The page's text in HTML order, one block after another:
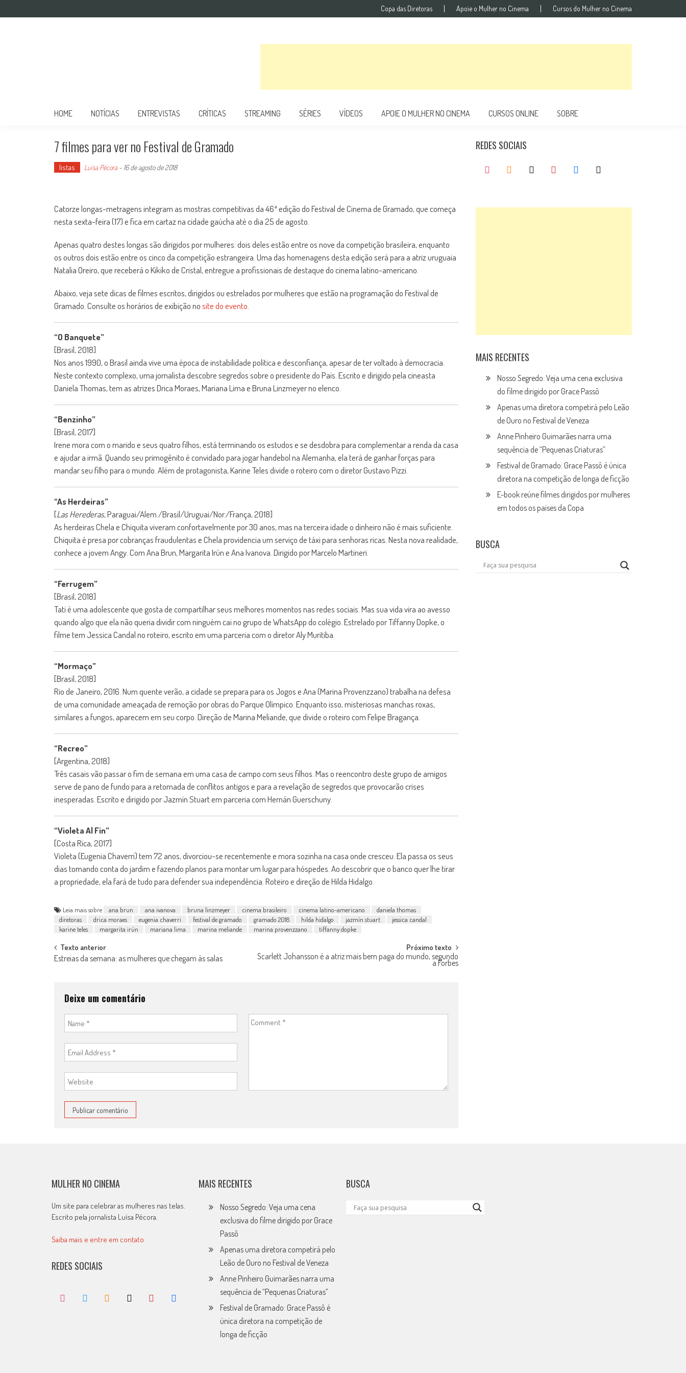
Copa das Diretoras Apoie o Mulher no Cinema Cursos do Mulher no Cinema
HOME NOTÍCIAS ENTREVISTAS CRÍTICAS STREAMING SÉRIES VÍDEOS APOIE O MULHER NO CINEMA CURSOS ONLINE SOBRE
7 filmes para ver no Festival de Gramado
listas Luísa Pécora- 16 de agosto de 2018
Catorze longas-metragens integram as mostras competitivas da 46ª edição do Festival de Cinema de Gramado, que começa
nesta sexta-feira (17) e fica em cartaz na cidade gaúcha até o dia 25 de agosto.
Apenas quatro destes longas são dirigidos por mulheres: dois deles estão entre os nove da competição brasileira, enquanto
os outros dois estão entre os cinco da competição estrangeira. Uma das homenagens desta edição será para a atriz uruguaia
Natalia Oreiro, que receberá o Kikiko de Cristal, entregue a profissionais de destaque do cinema latino-americano.
Abaixo, veja sete dicas de filmes escritos, dirigidos ou estrelados por mulheres que estão na programação do Festival de
Gramado. Consulte os horários de exibição nosite do evento
“O Banquete”
[Brasil, 2018]
Nos anos 1990, o Brasil ainda vive uma época de instabilidade política e desconfiança, apesar de ter voltado à democracia.
Neste contexto complexo, uma jornalista descobre segredos sobre o presidente do País. Escrito e dirigido pela cineasta
Daniela Thomas, tem as atrizes Drica Moraes, Mariana Lima e Bruna Linzmeyer no elenco.
“Benzinho”
[Brasil, 2017]
Irene mora com o marido e seus quatro filhos, está terminando os estudos e se desdobra para complementar a renda da casa
e ajudar a irmã. Quando seu primogênito é convidado para jogar handebol na Alemanha, ela terá de ganhar forças para
mandar seu filho para o mundo. Além de protagonista, Karine Teles divide o roteiro com o diretor Gustavo Pizzi.
“As Herdeiras”
[Las Herederas, Paraguai/Alem./Brasil/Uruguai/Nor./França, 2018]
As herdeiras Chela e Chiquita viveram confortavelmente por 30 anos, mas na terceira idade o dinheiro não é mais suficiente.
Chiquita é presa por cobranças fraudulentas e Chela providencia um serviço de táxi para senhoras ricas. Nesta nova realidade,
conhece a jovem Angy. Com Ana Brun, Margarita Irún e Ana Ivanova. Dirigido por Marcelo Martineri.
“Ferrugem”
[Brasil, 2018]
Tati é uma adolescente que gosta de compartilhar seus melhores momentos nas redes sociais. Mas sua vida vira ao avesso
quando algo que ela não queria dividir com ninguém cai no grupo de WhatsApp do colégio. Estrelado por Tiffanny Dopke, o
filme tem Jessica Candal no roteiro, escrito em uma parceria com o diretor Aly Muritiba.
“Mormaço”
[Brasil, 2018]
Rio de Janeiro, 2016. Num quente verão, a cidade se prepara para os Jogos e Ana (Marina Provenzzano) trabalha na defesa
de uma comunidade ameaçada de remoção por obras do Parque Olímpico. Enquanto isso, misteriosas manchas roxas,
similares a fungos, aparecem em seu corpo. Direção de Marina Meliande, que divide o roteiro com Felipe Bragança.
“Recreo”
[Argentina, 2018]
Três casais vão passar o fim de semana em uma casa de campo com seus filhos. Mas o reencontro deste grupo de amigos
serve de pano de fundo para a retomada de conflitos antigos e para a revelação de segredos que provocarão crises
inesperadas. Escrito e dirigido por Jazmín Stuart em parceria com Hernán Guerschuny.
“Violeta Al Fin”
[Costa Rica, 2017]
Violeta (Eugenia Chaverri) tem 72 anos, divorciou-se recentemente e mora sozinha na casa onde cresceu. Ela passa os seus
dias tomando conta do jardim e fazendo planos para montar um lugar para hóspedes. Ao descobrir que o banco quer lhe tirar
a propriedade, ela fará de tudo para defender sua independência. Roteiro e direção de Hilda Hidalgo.
Leia mais sobre ana brun ana ivanova bruna linzmeyer cinema brasileiro cinema latino-americano
daniela thomas
diretoras
drica moraes eugenia chaverri festival de gramado gramado 2018 hilda hidalgo jazmín stuart
jessica candal
karine teles
margarita irún mariana lima marina meliande marina provenzzano tiffanny dopke
Post
Texto anterior
Estreias da semana: as mulheres que chegam às salas
Próximo texto
Scarlett Johansson é a atriz mais bem paga do mundo, segundo
a Forbes
Deixe um comentário
REDES SOCIAIS
MAIS RECENTES
Nosso Segredo: Veja uma cena exclusiva
do filme dirigido por Grace Passô
Apenas uma diretora competirá pelo Leão
de Ouro no Festival de Veneza
Anne Pinheiro Guimarães narra uma
sequência de “Pequenas Criaturas”
Festival de Gramado: Grace Passô é única
diretora na competição de longa de ficção
E-book reúne filmes dirigidos por mulheres
em todos os países da Copa
BUSCA
MULHER NO CINEMA
Um site para celebrar as mulheres nas telas.
Escrito pela jornalista Luísa Pécora.
Saiba mais e entre em contato
REDES SOCIAIS
MAIS RECENTES
Nosso Segredo: Veja uma cena
exclusiva do filme dirigido por Grace
Passô
Apenas uma diretora competirá pelo
Leão de Ouro no Festival de Veneza
Anne Pinheiro Guimarães narra uma
sequência de “Pequenas Criaturas”
Festival de Gramado: Grace Passô é
única diretora na competição de
longa de ficção
BUSCA